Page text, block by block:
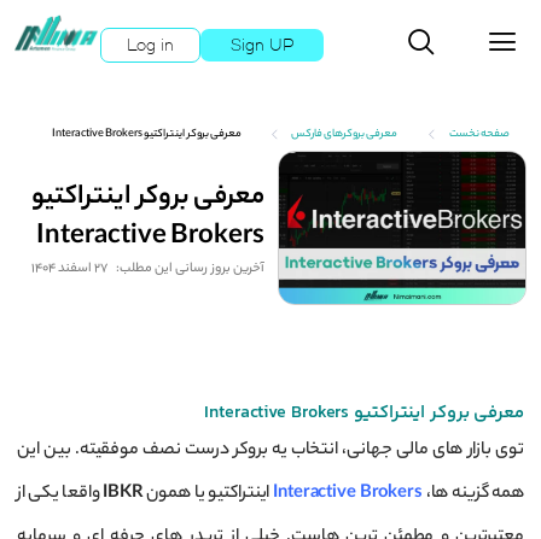
Log in Sign UP
صفحه نخست معرفی بروکرهای فارکس معرفی بروکر اینتراکتیو Interactive Brokers
معرفی بروکر اینتراکتیو
Interactive Brokers
آخرین بروز رسانی این مطلب: 27 اسفند 1404
معرفی بروکر اینتراکتیو Interactive Brokers
توی بازار های مالی جهانی، انتخاب یه بروکر درست نصف موفقیته. بین این
همه گزینه ها، Interactive Brokersاینتراکتیو یا همونIBKRواقعا یکی از